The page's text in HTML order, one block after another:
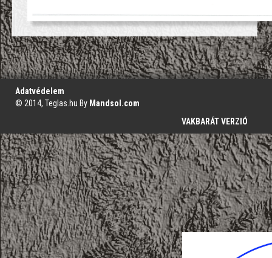
';
Adatvédelem
© 2014, Teglas.hu By Mandsol.com
VAKBARÁT VERZIÓ